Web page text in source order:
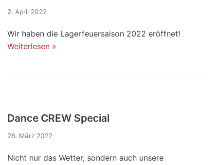
2. April 2022
Wir haben die Lagerfeuersaison 2022 eröffnet!
Weiterlesen »
Dance CREW Special
26. März 2022
Nicht nur das Wetter, sondern auch unsere